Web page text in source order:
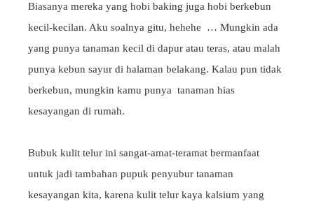
Biasanya mereka yang hobi baking juga hobi berkebun
kecil-kecilan. Aku soalnya gitu, hehehe … Mungkin ada
yang punya tanaman kecil di dapur atau teras, atau malah
punya kebun sayur di halaman belakang. Kalau pun tidak
berkebun, mungkin kamu punya tanaman hias
kesayangan di rumah.
Bubuk kulit telur ini sangat-amat-teramat bermanfaat
untuk jadi tambahan pupuk penyubur tanaman
kesayangan kita, karena kulit telur kaya kalsium yang